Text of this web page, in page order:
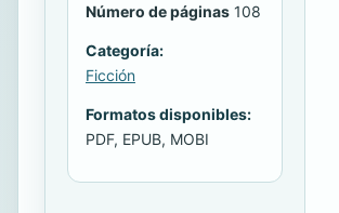
Número de páginas 108
Categoría:
Ficción
Formatos disponibles:
PDF, EPUB, MOBI